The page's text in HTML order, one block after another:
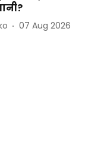
07 Aug 2026